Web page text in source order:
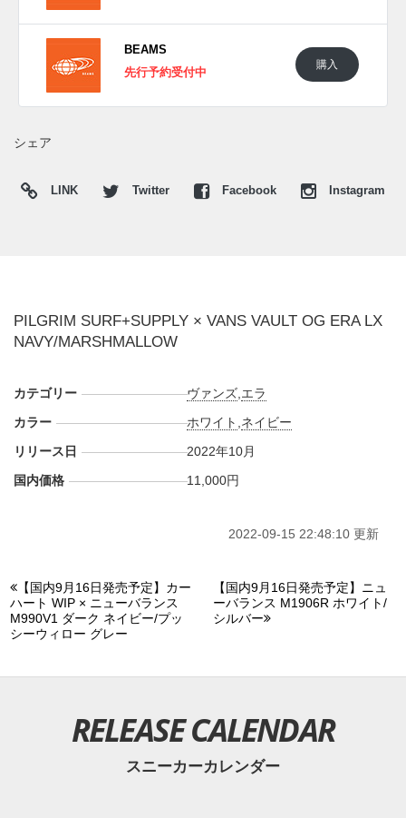
り次第、スニーカーウォーズの
(pic. BEAMS)
BEAMS
先行予約受付中
購入
シェア
LINK Twitter Facebook Instagram
PILGRIM SURF+SUPPLY × VANS VAULT OG ERA LX
NAVY/MARSHMALLOW
カテゴリー ヴァンズ エラ
カラー
ホワイト ネイビー
リリース日
2022年10月
国内価格
11,000円
2022-09-15 22:48:10 更新
【国内9月16日発売予定】カー
ハート WIP × ニューバランス
M990V1 ダーク ネイビー/プッ
シーウィロー グレー
【国内9月16日発売予定】ニュ
ーバランス M1906R ホワイト/
シルバー
RELEASE CALENDAR
スニーカーカレンダー